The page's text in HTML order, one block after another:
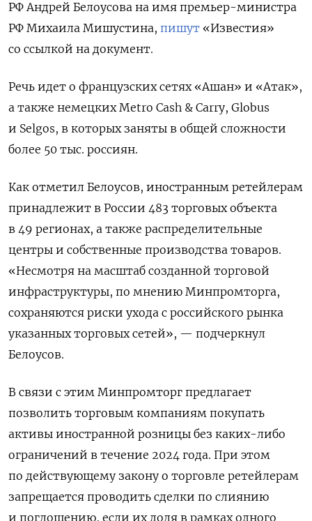
РФ Андрей Белоусова на имя премьер-министра
РФ Михаила Мишустина, пишут «Известия»
со ссылкой на документ.
Речь идет о французских сетях «Ашан» и «Атак»,
а также немецких Metro Cash & Carry, Globus
и Selgos, в которых заняты в общей сложности
более 50 тыс. россиян.
Как отметил Белоусов, иностранным ретейлерам
принадлежит в России 483 торговых объекта
в 49 регионах, а также распределительные
центры и собственные производства товаров.
«Несмотря на масштаб созданной торговой
инфраструктуры, по мнению Минпромторга,
сохраняются риски ухода с российского рынка
указанных торговых сетей», — подчеркнул
Белоусов.
В связи с этим Минпромторг предлагает
позволить торговым компаниям покупать
активы иностранной розницы без каких-либо
ограничений в течение 2024 года. При этом
по действующему закону о торговле ретейлерам
запрещается проводить сделки по слиянию
и поглощению, если их доля в рамках одного